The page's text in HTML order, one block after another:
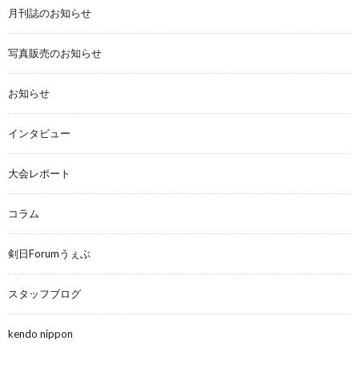
月刊誌のお知らせ
写真販売のお知らせ
お知らせ
インタビュー
大会レポート
コラム
剣日Forumうぇぶ
スタッフブログ
kendo nippon